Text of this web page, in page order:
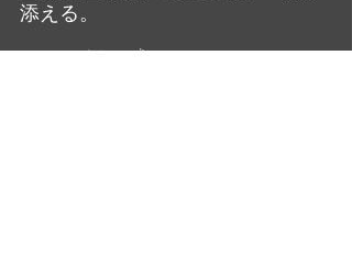
添える。
ああ、春深し🌺